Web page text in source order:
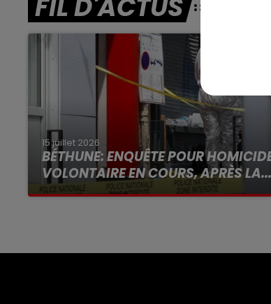
FIL D'ACTUS
15 juillet 2026
BÉTHUNE: ENQUÊTE POUR
VOLONTAIRE EN COURS, APRÈS LA...
Selon les premiers éléments, le logement